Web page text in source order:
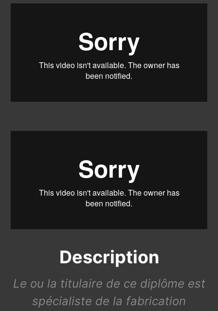
Description
Le ou la titulaire de ce diplôme est
spécialiste de la fabrication